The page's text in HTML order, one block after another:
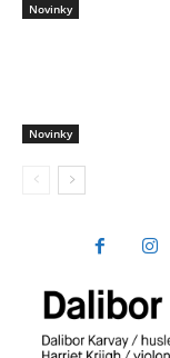
Novinky
Novinky